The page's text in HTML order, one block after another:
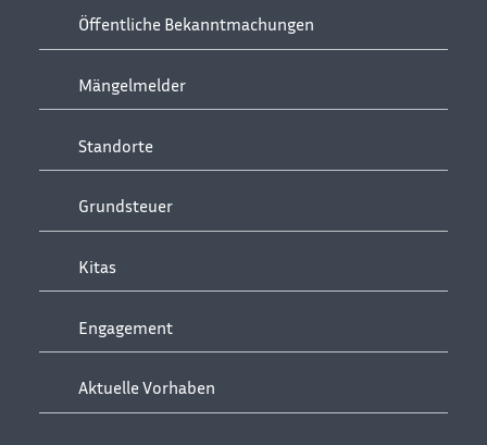
Öffentliche Bekanntmachungen
Mängelmelder
Standorte
Grundsteuer
Kitas
Engagement
Aktuelle Vorhaben